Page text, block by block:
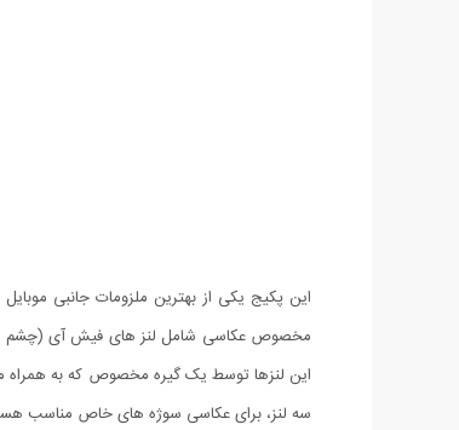
این پکیج یکی از بهترین ملزومات جانبی
این لنزها توسط یک گیره مخصوص که به همراه
سه لنز، برای عکاسی سوژه های خاص مناسب